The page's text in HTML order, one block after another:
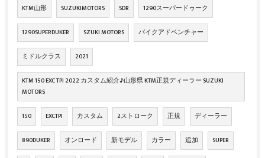
KTM山形 SUZUKIMOTORS SDR 1290スーパードゥーク
1290SUPERDUKER SZUKI MOTORS バイクアドベンチャー
ミドルクラス 2021
KTM 150 EXC TPI 2022 カスタム紹介♪山形県 KTM正規ディーラー SUZUKI
MOTORS
150 EXCTPI カスタム 2ストローク 正規 ディーラー
890DUKER オンロード 新モデル カラー 追加 SUPER